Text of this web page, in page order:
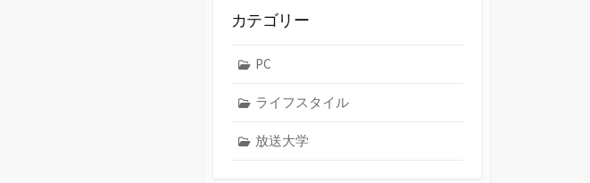
カテゴリー
PC
ライフスタイル
放送大学